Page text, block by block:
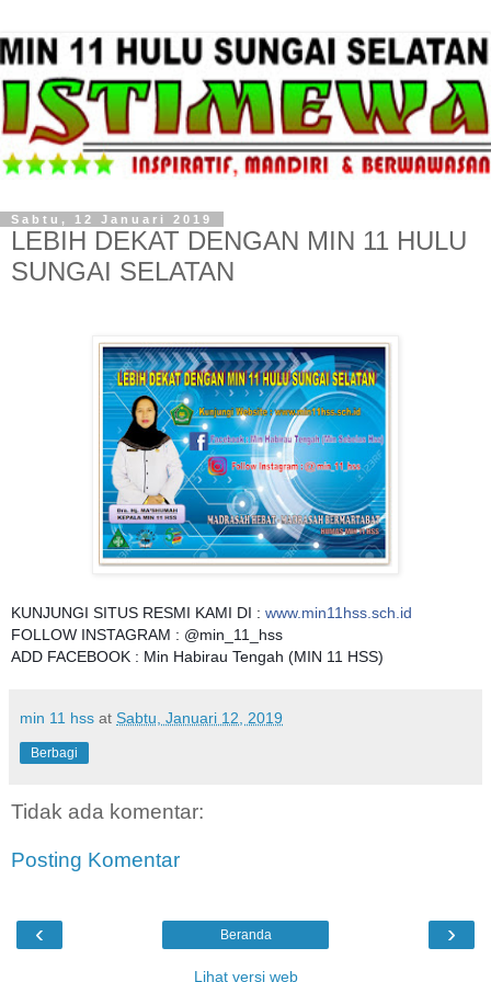
Sabtu, 12 Januari 2019
LEBIH DEKAT DENGAN MIN 11 HULU
SUNGAI SELATAN
KUNJUNGI SITUS RESMI KAMI DI : www.min11hss.sch.id
FOLLOW INSTAGRAM : @min_11_hss
ADD FACEBOOK : Min Habirau Tengah (MIN 11 HSS)
min 11 hss at Sabtu, Januari 12, 2019
Berbagi
Tidak ada komentar:
Posting Komentar
‹ ›
Beranda
Lihat versi web